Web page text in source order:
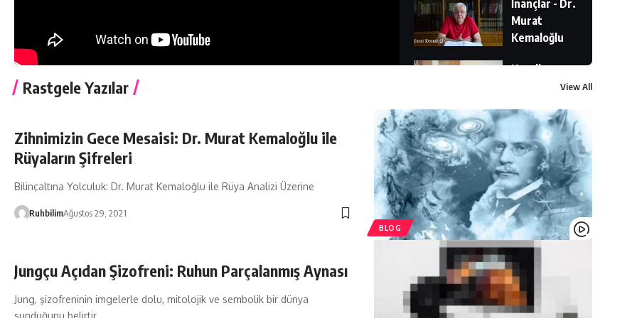
İnançlar - Dr.
Murat
Kemaloğlu
Karolin
Rüyalarımız
bize ne
anlatıyor
olabilir ? Dr.
Murat
Kemaloğlu
drmuratkemaloglu
Engin Geçtan
- Dr. Murat
Kemaloğlu
Rastgele Yazılar View All
BLOG
Zihnimizin Gece Mesaisi: Dr. Murat Kemaloğlu ile
Rüyaların Şifreleri
Bilinçaltına Yolculuk: Dr. Murat Kemaloğlu ile Rüya Analizi Üzerine
RuhbilimAğustos 29, 2021
Jungçu Açıdan Şizofreni: Ruhun Parçalanmış Aynası
Jung, şizofreninin imgelerle dolu, mitolojik ve sembolik bir dünya